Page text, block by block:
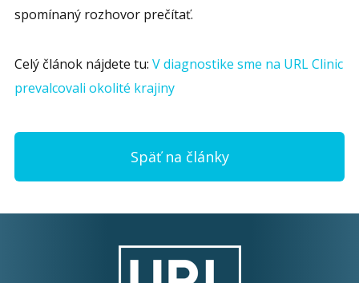
spomínaný rozhovor prečítať.
Celý článok nájdete tu: V diagnostike sme na URL Clinic
prevalcovali okolité krajiny
Späť na články